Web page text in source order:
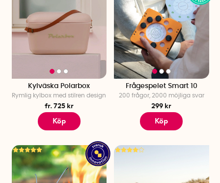
Kylväska Polarbox
Rymlig kylbox med stilren design
fr. 725 kr
Köp
Frågespelet Smart 10
200 frågor, 2000 möjliga svar
299 kr
Köp